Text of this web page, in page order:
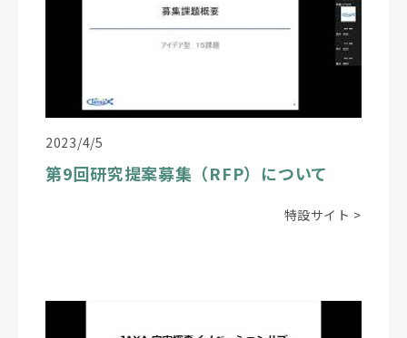
2023/4/5
第9回研究提案募集（RFP）について
特設サイト >